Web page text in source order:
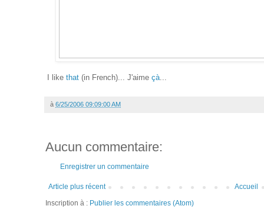
I like that (in French)... J'aime çà
à 6/25/2006 09:09:00 AM
Aucun commentaire:
Enregistrer un commentaire
Article plus récent
Accueil
Inscription à : Publier les commentaires (Atom)